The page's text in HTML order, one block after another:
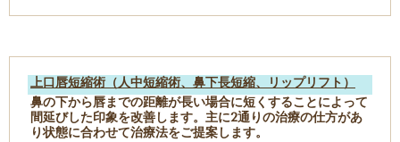
上口唇短縮術（人中短縮術、鼻下長短縮、リップリフト）
鼻の下から唇までの距離が長い場合に短くすることによって
間延びした印象を改善します。主に2通りの治療の仕方があ
り状態に合わせて治療法をご提案します。